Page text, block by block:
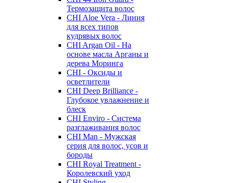
Термозащита волос
CHI Aloe Vera - Линия
для всех типов
кудрявых волос
CHI Argan Oil - На
основе масла Арганы и
дерева Моринга
CHI - Оксиды и
осветлители
CHI Deep Brilliance -
Глубокое увлажнение и
блеск
CHI Enviro - Система
разглаживания волос
CHI Man - Мужская
серия для волос, усов и
бороды
CHI Royal Treatment -
Королевский уход